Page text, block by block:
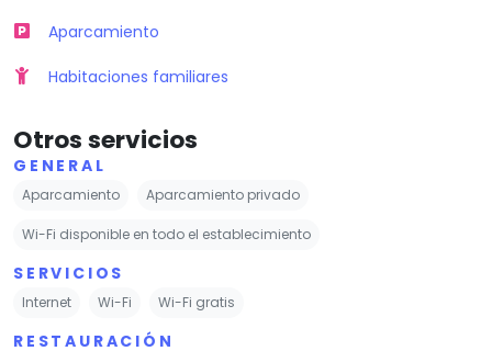
Aparcamiento
Habitaciones familiares
Otros servicios
GENERAL
Aparcamiento Aparcamiento privado
Wi-Fi disponible en todo el establecimiento
SERVICIOS
Internet Wi-Fi Wi-Fi gratis
RESTAURACIÓN